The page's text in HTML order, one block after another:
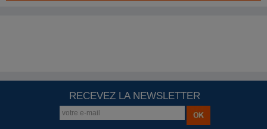
RECEVEZ LA NEWSLETTER